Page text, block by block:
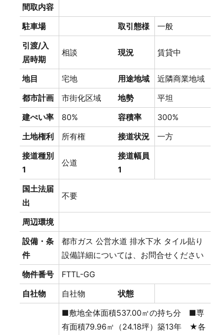
間取内容
駐車場
取引態様
一般
引渡/入
居時期
相談 現況 賃貸中
地目 宅地 用途地域
近隣商業地域
都市計画
市街化区域 地勢
平坦
建ぺい率
80% 容積率
300%
土地権利
所有権 接道状況
一方
接道種別
1
公道
接道幅員
1
国土法届
出
不要
周辺環境
設備・条
件
都市ガス 公営水道 排水下水 タイル貼り
設備詳細については、お問合せください
物件番号
FTTL-GG
自社物
自社物 状態
■敷地全体面積537.00㎡の持ち分 ■専
有面積79.96㎡（24.18坪）築13年 ★各